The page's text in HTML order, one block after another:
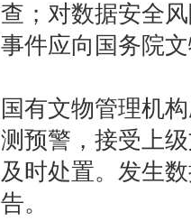
查；对数据安全
事件应向国务院
国有文物管理机
测预警，接受上
及时处置。发生
告。